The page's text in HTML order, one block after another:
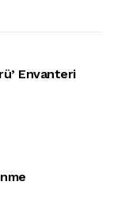
Envanteri